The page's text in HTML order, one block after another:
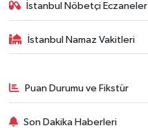
İstanbul Nöbetçi Eczaneler
İstanbul Namaz Vakitleri
Puan Durumu ve Fikstür
Son Dakika Haberleri